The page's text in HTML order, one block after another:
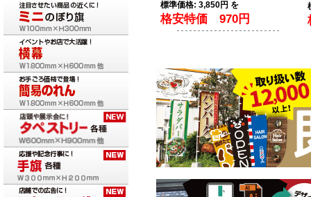
標準価格: 3,850円 を
格安特価 970円